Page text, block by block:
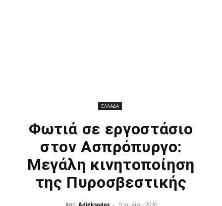
ΕΛΛΑΔΑ
Φωτιά σε εργοστάσιο
στον Ασπρόπυργο:
Μεγάλη κινητοποίηση
της Πυροσβεστικής
Από Adieksodos - 9 Ιουλίου 2026